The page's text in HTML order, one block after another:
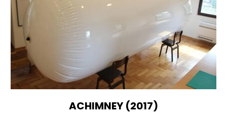
ACHIMNEY (2017)